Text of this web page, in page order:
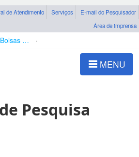
de Atendimento Serviços
E-mail do Pesquisador
Área de imprensa
Bolsas e Auxílios Vigentes
MENU
Pesquisa